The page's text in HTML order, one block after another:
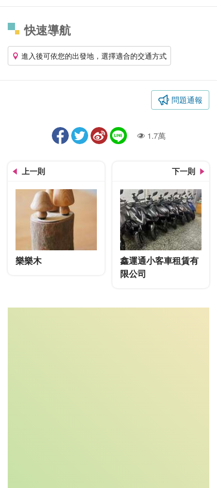
快速導航
進入後可依您的出發地，選擇適合的交通方式
問題通報
人氣1.7萬
上一則
樂樂木
下一則
鑫運通小客車租賃有
限公司